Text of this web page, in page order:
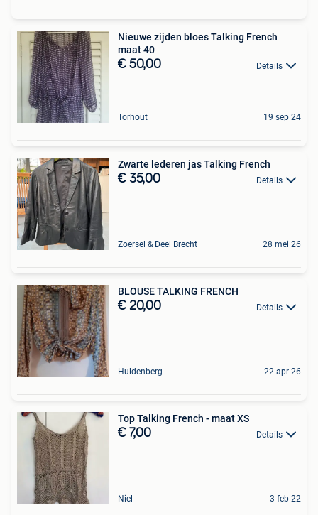
Nieuwe zijden bloes Talking French
maat 40
€ 50,00 Details
Torhout 19 sep 24
Zwarte lederen jas Talking French
€ 35,00 Details
Zoersel & Deel Brecht 28 mei 26
BLOUSE TALKING FRENCH
€ 20,00 Details
Huldenberg 22 apr 26
Top Talking French - maat XS
€ 7,00 Details
Niel 3 feb 22